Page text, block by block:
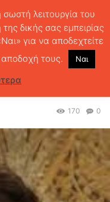
δίκοπο μαχαίρι
΄γινες
0
170
λειτουργία του
δικής σας εμπειρίας
για να αποδεχτείτε
τους.
Ναι